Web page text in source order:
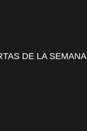
DE LA SEMANA